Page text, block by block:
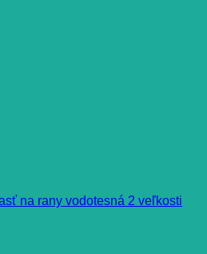
na rany vodotesná 2 veľkosti